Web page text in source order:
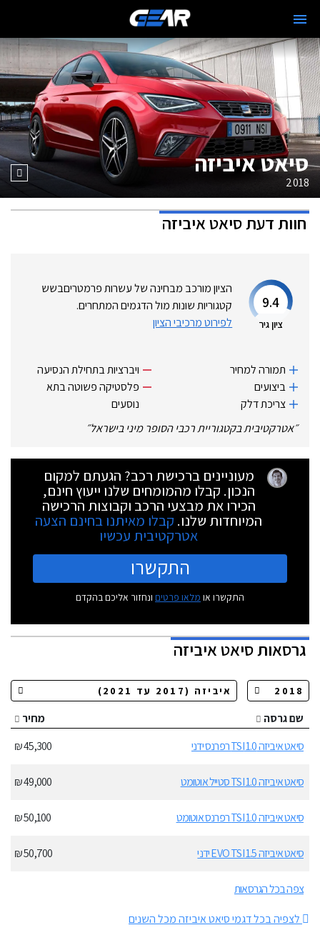
סיאט איביזה
2018
חוות דעתסיאט איביזה
9.4
ציון גיר
הציון מורכב מבחינה של עשרות פרמטריםבשש
קטגוריות שונות מול הדגמים המתחרים.
לפירוט מרכיבי הציון
תמורה למחיר
ביצועים
צריכת דלק
ויברציות בתחילת הנסיעה
פלסטיקה פשוטה בתא
נוסעים
״אטרקטיבית בקטגוריית רכבי הסופר מיני בישראל״
מעוניינים ברכישת רכב? הגעתם למקום
הנכון. קבלו מהמומחים שלנו ייעוץ חינם,
הכירו את מבצעי הרכב וקבוצות הרכישה
המיוחדות שלנו. קבלו מאיתנו בחינם הצעה
אטרקטיבית עכשיו
התקשרו
התקשרו או מלאו פרטים ונחזור אליכם בהקדם
גרסאותסיאט איביזה
שם גרסה
מחיר
סיאט איביזה 1.0 TSI רפרנס ידני
45,300 ₪
סיאט איביזה 1.0 TSI סטייל אוטומט 49,000 ₪
סיאט איביזה 1.0 TSI רפרנס אוטומט 50,100 ₪
סיאט איביזה 1.5 EVO TSI ידני 50,700 ₪
צפה בכל הגרסאות
לצפיה בכל דגמי סיאט איביזה מכל השנים